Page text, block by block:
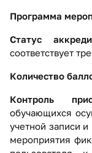
Программа
Статус
соответствует
Количество
Контроль
обучающихся
учетной записи
мероприятия